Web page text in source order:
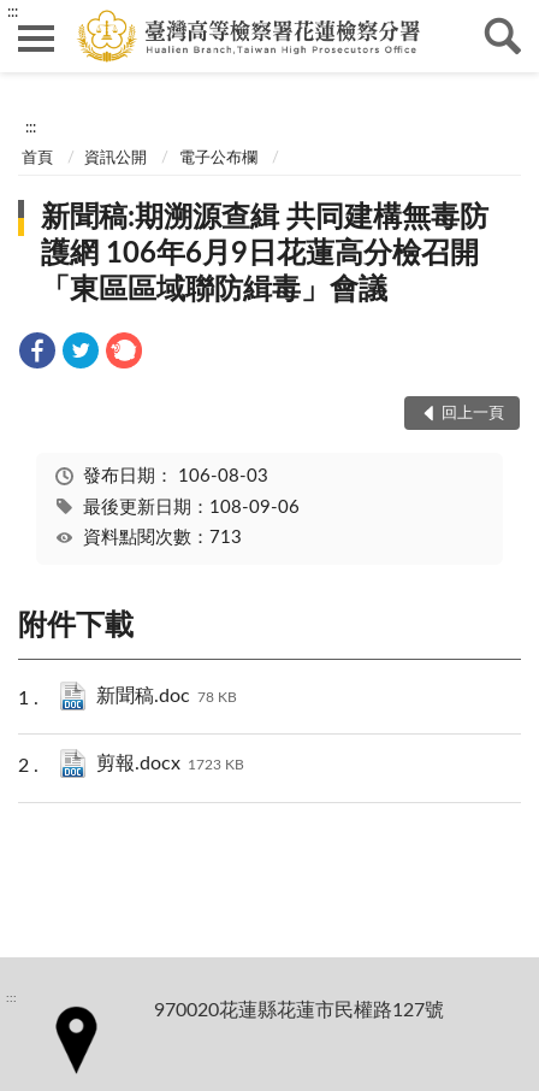
:::
:::
首頁 資訊公開 電子公布欄
新聞稿:期溯源查緝 共同建構無毒防
護網 106年6月9日花蓮高分檢召開
「東區區域聯防緝毒」會議
回上一頁
發布日期： 106-08-03
最後更新日期：108-09-06
資料點閱次數：713
附件下載
新聞稿.doc 78 KB
剪報.docx 1723 KB
:::
970020花蓮縣花蓮市民權路127號